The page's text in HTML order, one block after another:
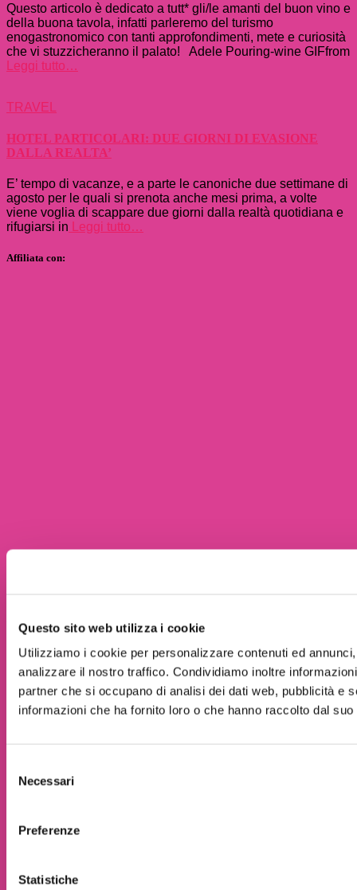
Questo sito web utilizza i cookie
Utilizziamo i cookie per personalizzare contenuti ed
analizzare il nostro traffico. Condividiamo inoltre
partner che si occupano di analisi dei dati web, pubblicità e
informazioni che ha fornito loro o che hanno raccolto dal
delNecessari
Preferenze
Statistiche
Questo articolo è dedicato a tutt* gli/le amanti del buon vino e
della buona tavola, infatti parleremo del turismo
enogastronomico con tanti approfondimenti, mete e curiosità
che vi stuzzicheranno il palato! Adele Pouring-wine GIFfrom
Leggi tutto…
TRAVEL
HOTEL PARTICOLARI: DUE GIORNI DI EVASIONE
DALLA REALTA’
E’ tempo di vacanze, e a parte le canoniche due settimane di
agosto per le quali si prenota anche mesi prima, a volte
viene voglia di scappare due giorni dalla realtà quotidiana e
rifugiarsi in Leggi tutto…
Affiliata con: